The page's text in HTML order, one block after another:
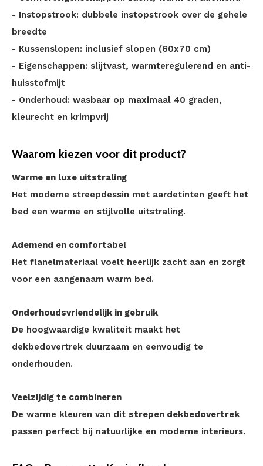
- Instopstrook: dubbele instopstrook over de gehele
breedte
- Kussenslopen: inclusief slopen (60x70 cm)
- Eigenschappen: slijtvast, warmteregulerend en anti-
huisstofmijt
- Onderhoud: wasbaar op maximaal 40 graden,
kleurecht en krimpvrij
Waarom kiezen voor dit product?
Warme en luxe uitstraling
Het moderne streepdessin met aardetinten geeft het
bed een warme en stijlvolle uitstraling.
Ademend en comfortabel
Het flanelmateriaal voelt heerlijk zacht aan en zorgt
voor een aangenaam warm bed.
Onderhoudsvriendelijk in gebruik
De hoogwaardige kwaliteit maakt het
dekbedovertrek duurzaam en eenvoudig te
onderhouden.
Veelzijdig te combineren
De warme kleuren van dit strepen dekbedovertrek
passen perfect bij natuurlijke en moderne interieurs.